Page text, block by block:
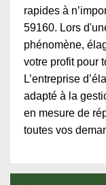
rapides à
59160. Lors
phénomène,
votre profit pour
L’entreprise
adapté à la
en mesure de
toutes vos